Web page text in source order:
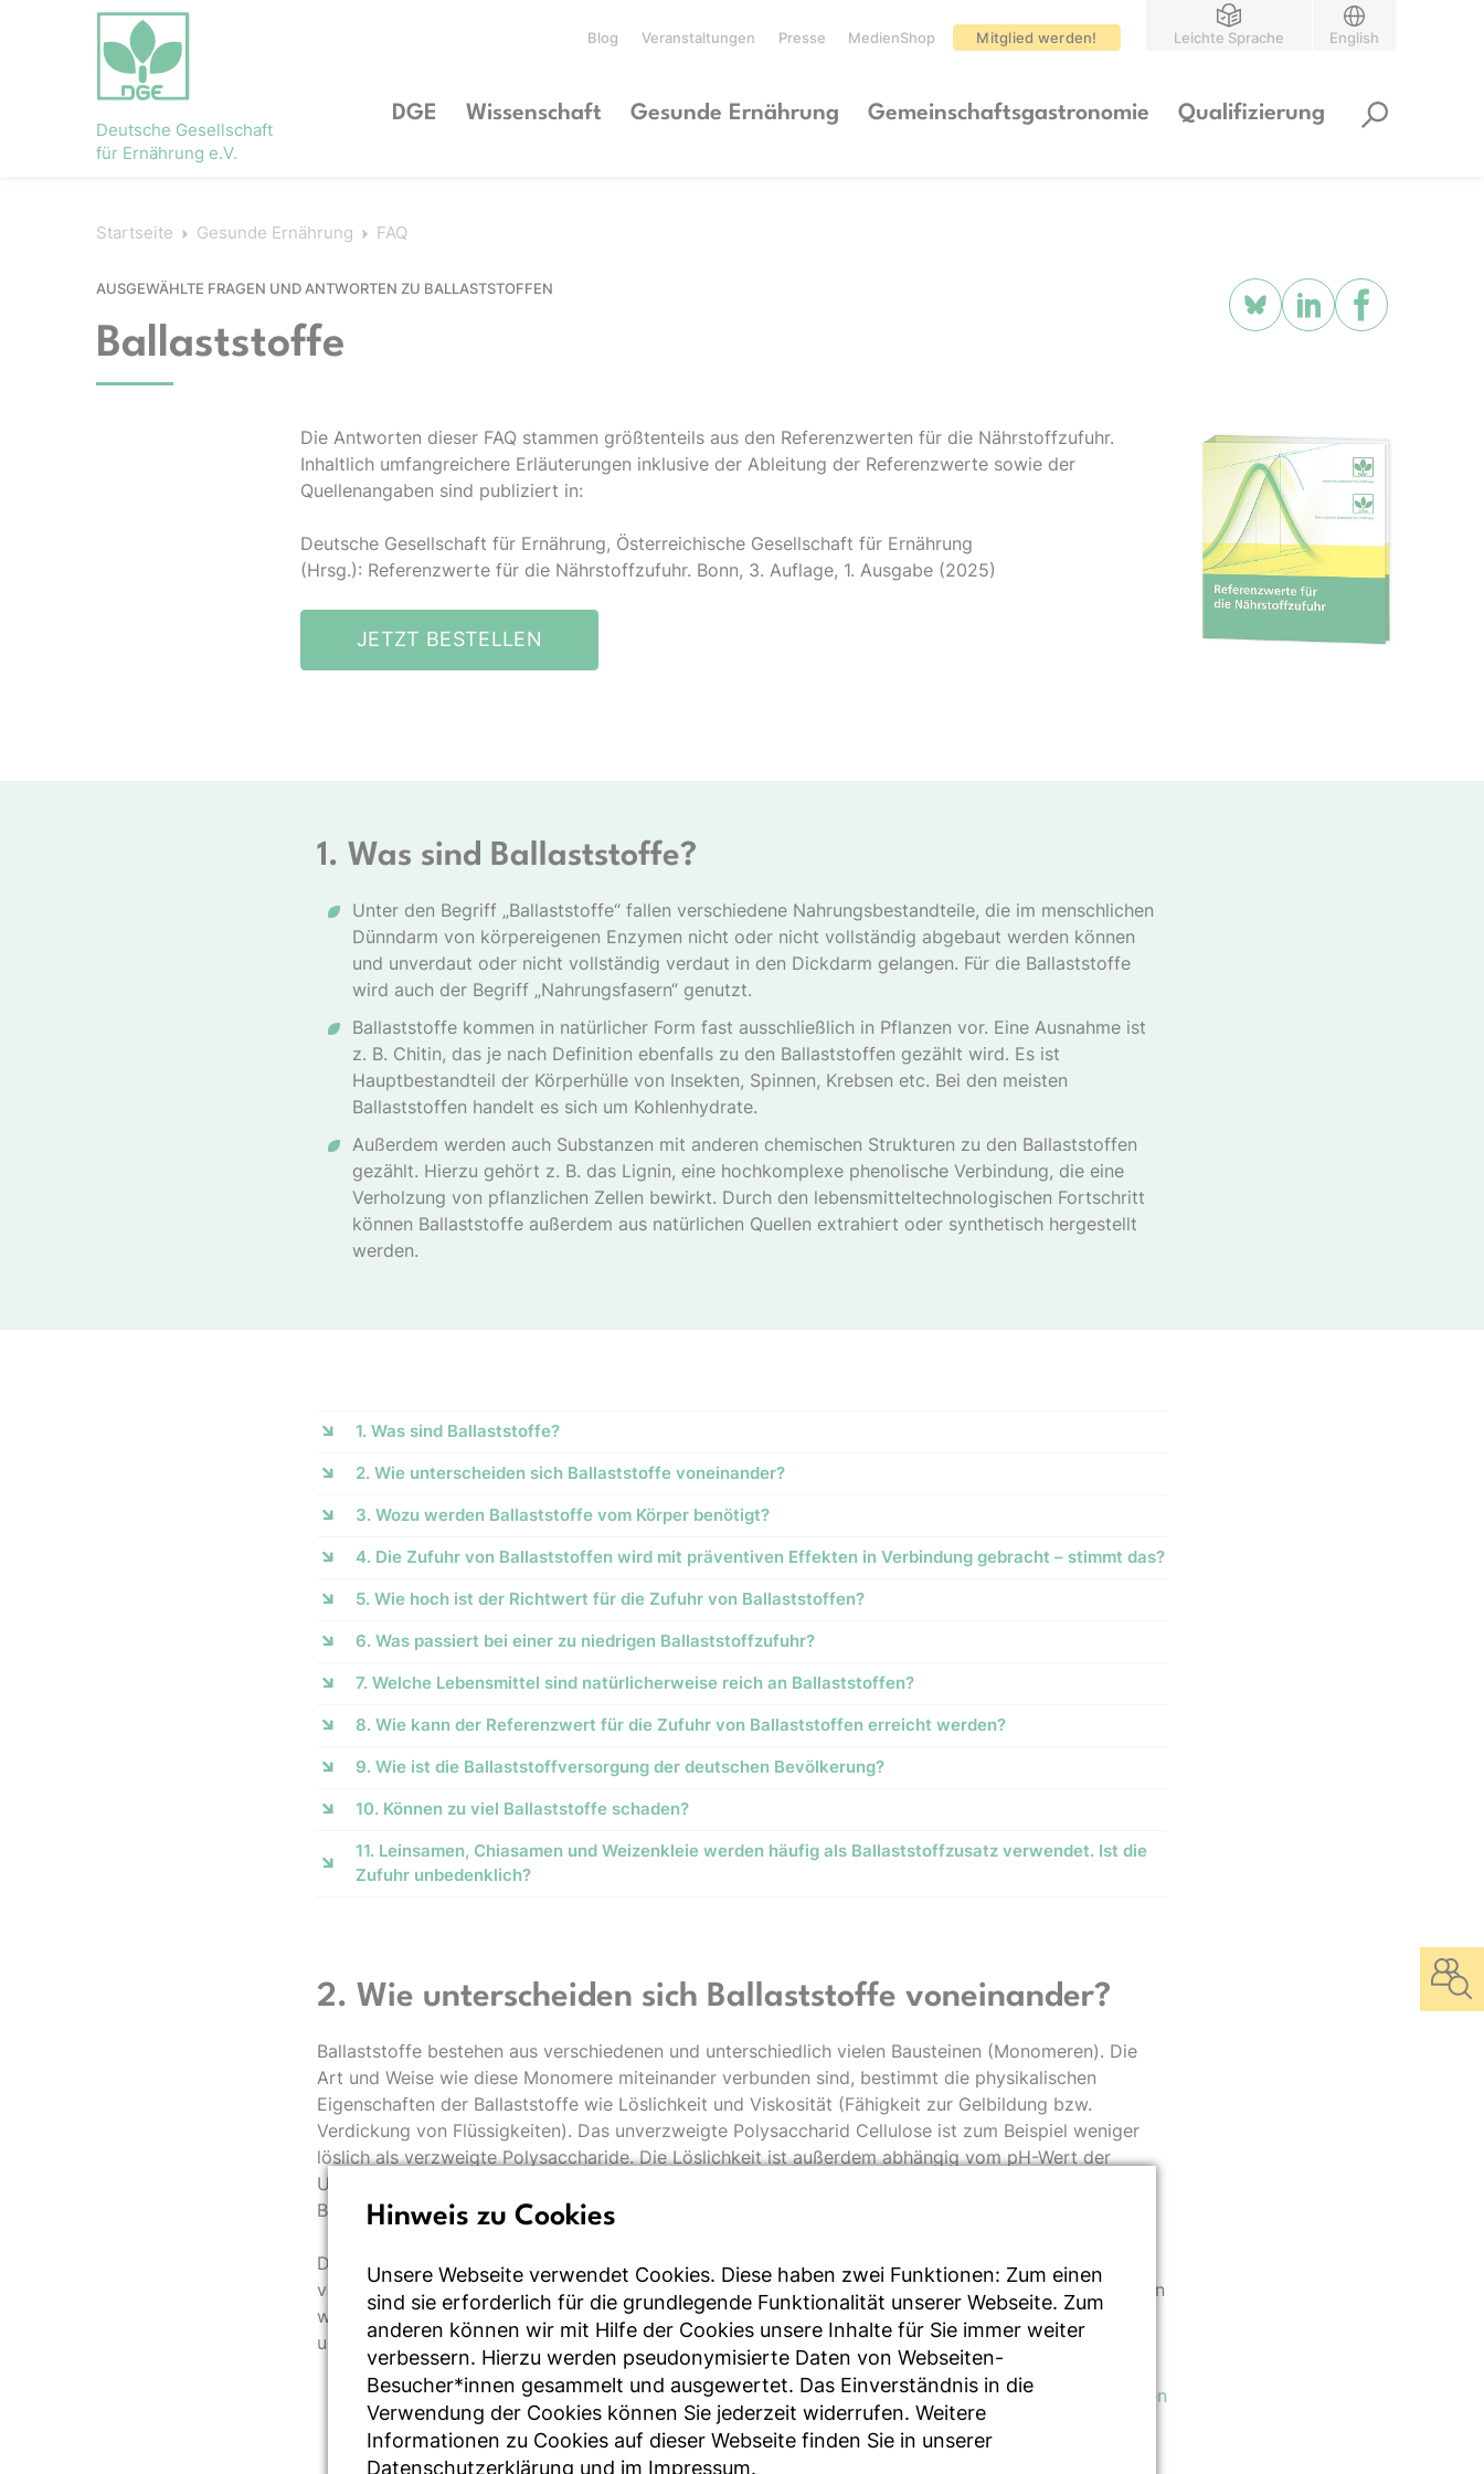
Deutsche Gesellschaft
für Ernährung e.V.
Blog Veranstaltungen Presse MedienShop Mitglied werden! Leichte Sprache English
DGE Wissenschaft Gesunde Ernährung Gemeinschaftsgastronomie Qualifizierung
Startseite Gesunde Ernährung FAQ
AUSGEWÄHLTE FRAGEN UND ANTWORTEN ZU BALLASTSTOFFEN
Ballaststoffe
Die Antworten dieser FAQ stammen größtenteils aus den Referenzwerten für die Nährstoffzufuhr.
Inhaltlich umfangreichere Erläuterungen inklusive der Ableitung der Referenzwerte sowie der
Quellenangaben sind publiziert in:
Deutsche Gesellschaft für Ernährung, Österreichische Gesellschaft für Ernährung
(Hrsg.): Referenzwerte für die Nährstoffzufuhr. Bonn, 3. Auflage, 1. Ausgabe (2025)
JETZT BESTELLEN
1. Was sind Ballaststoffe?
Unter den Begriff „Ballaststoffe“ fallen verschiedene Nahrungsbestandteile, die im menschlichen
Dünndarm von körpereigenen Enzymen nicht oder nicht vollständig abgebaut werden können
und unverdaut oder nicht vollständig verdaut in den Dickdarm gelangen. Für die Ballaststoffe
wird auch der Begriff „Nahrungsfasern“ genutzt.
Ballaststoffe kommen in natürlicher Form fast ausschließlich in Pflanzen vor. Eine Ausnahme ist
z. B. Chitin, das je nach Definition ebenfalls zu den Ballaststoffen gezählt wird. Es ist
Hauptbestandteil der Körperhülle von Insekten, Spinnen, Krebsen etc. Bei den meisten
Ballaststoffen handelt es sich um Kohlenhydrate.
Außerdem werden auch Substanzen mit anderen chemischen Strukturen zu den Ballaststoffen
gezählt. Hierzu gehört z. B. das Lignin, eine hochkomplexe phenolische Verbindung, die eine
Verholzung von pflanzlichen Zellen bewirkt. Durch den lebensmitteltechnologischen Fortschritt
können Ballaststoffe außerdem aus natürlichen Quellen extrahiert oder synthetisch hergestellt
werden.
1. Was sind Ballaststoffe?
2. Wie unterscheiden sich Ballaststoffe voneinander?
3. Wozu werden Ballaststoffe vom Körper benötigt?
4. Die Zufuhr von Ballaststoffen wird mit präventiven Effekten in Verbindung gebracht – stimmt das?
5. Wie hoch ist der Richtwert für die Zufuhr von Ballaststoffen?
6. Was passiert bei einer zu niedrigen Ballaststoffzufuhr?
7. Welche Lebensmittel sind natürlicherweise reich an Ballaststoffen?
8. Wie kann der Referenzwert für die Zufuhr von Ballaststoffen erreicht werden?
9. Wie ist die Ballaststoffversorgung der deutschen Bevölkerung?
10. Können zu viel Ballaststoffe schaden?
11. Leinsamen, Chiasamen und Weizenkleie werden häufig als Ballaststoffzusatz verwendet. Ist die
Zufuhr unbedenklich?
2. Wie unterscheiden sich Ballaststoffe voneinander?
Ballaststoffe bestehen aus verschiedenen und unterschiedlich vielen Bausteinen (Monomeren). Die
Art und Weise wie diese Monomere miteinander verbunden sind, bestimmt die physikalischen
Eigenschaften der Ballaststoffe wie Löslichkeit und Viskosität (Fähigkeit zur Gelbildung bzw.
Verdickung von Flüssigkeiten). Das unverzweigte Polysaccharid Cellulose ist zum Beispiel weniger
löslich als verzweigte Polysaccharide. Die Löslichkeit ist außerdem abhängig vom pH-Wert der
Umgebung und auch die Lebensmittelmatrix beeinflusst die physikalischen Eigenschaften der
Ballaststoffe.
Der mikrobielle Abbau der Ballaststoffe im Dickdarm wird von der Löslichkeit und von der
variierenden Viskosität der Ballaststoffe beeinflusst. Lösliche und nichtviskose Ballaststoffe wie Inulin
werden vollständig fermentiert, während lösliche und viskose Ballaststoffe wie Psyllium sowie
unlösliche Ballaststoffe wie Cellulose nicht oder nur unvollständig fermentiert werden.
nach oben
Hinweis zu Cookies
Unsere Webseite verwendet Cookies. Diese haben zwei Funktionen: Zum einen
sind sie erforderlich für die grundlegende Funktionalität unserer Webseite. Zum
anderen können wir mit Hilfe der Cookies unsere Inhalte für Sie immer weiter
verbessern. Hierzu werden pseudonymisierte Daten von Webseiten-
Besucher*innen gesammelt und ausgewertet. Das Einverständnis in die
Verwendung der Cookies können Sie jederzeit widerrufen. Weitere
Informationen zu Cookies auf dieser Webseite finden Sie in unserer
Datenschutzerklärung und im Impressum.